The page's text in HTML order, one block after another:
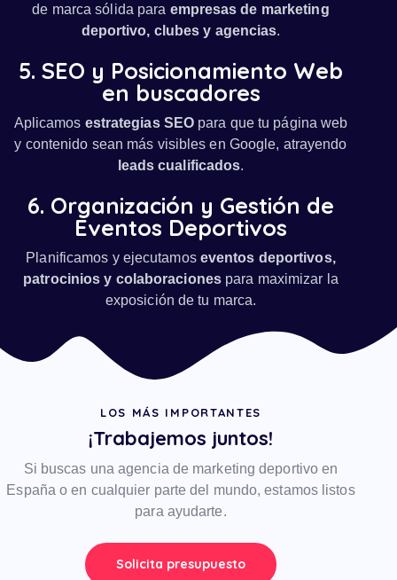
de marca sólida para empresas de marketing
deportivo, clubes y agencias.
5. SEO y Posicionamiento Web
en buscadores
Aplicamos estrategias SEO para que tu página web
y contenido sean más visibles en Google, atrayendo
leads cualificados.
6. Organización y Gestión de
Eventos Deportivos
Planificamos y ejecutamos eventos deportivos,
patrocinios y colaboraciones para maximizar la
exposición de tu marca.
LOS MÁS IMPORTANTES
¡Trabajemos juntos!
Si buscas una agencia de marketing deportivo en
España o en cualquier parte del mundo, estamos listos
para ayudarte.
Solicita presupuesto